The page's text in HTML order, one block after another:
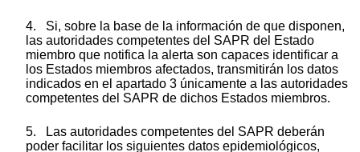
4. Si, sobre la base de la información de que disponen,
las autoridades competentes del SAPR del Estado
miembro que notifica la alerta son capaces identificar a
los Estados miembros afectados, transmitirán los datos
indicados en el apartado 3 únicamente a las autoridades
competentes del SAPR de dichos Estados miembros.
5. Las autoridades competentes del SAPR deberán
poder facilitar los siguientes datos epidemiológicos,